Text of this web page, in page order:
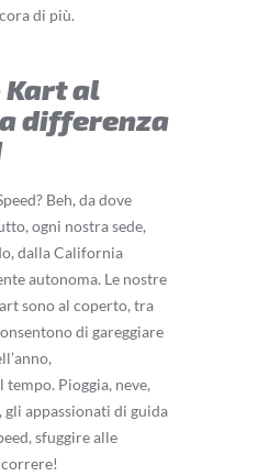
di più.
Kart al
differenza
Beh, da dove
ogni nostra sede,
dalla California
autonoma. Le nostre
sono al coperto, tra
di gareggiare
Pioggia, neve,
appassionati di guida
sfuggire alle